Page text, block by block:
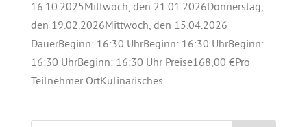
16.10.2025Mittwoch, den 21.01.2026Donnerstag,
den 19.02.2026Mittwoch, den 15.04.2026
DauerBeginn: 16:30 UhrBeginn: 16:30 UhrBeginn:
16:30 UhrBeginn: 16:30 Uhr Preise168,00 €Pro
Teilnehmer OrtKulinarisches...